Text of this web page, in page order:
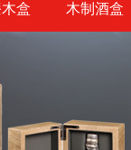
盒 木制酒盒